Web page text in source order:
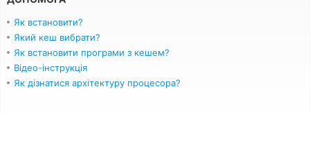
Як встановити?
Який кеш вибрати?
Як встановити програми з кешем?
Відео-інструкція
Як дізнатися архітектуру процесора?